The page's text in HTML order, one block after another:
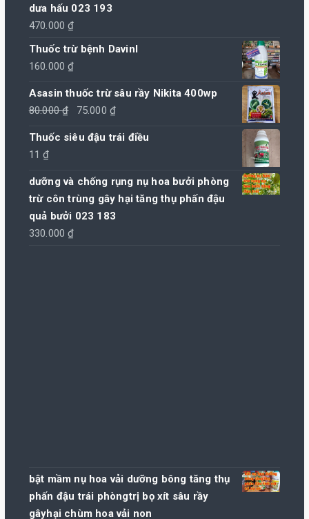
dưa hấu 023 193
470.000₫
Thuốc trừ bệnh Davinl
160.000₫
Asasin thuốc trừ sâu rầy Nikita 400wp
80.000₫
Giá
là:
75.000 ₫
tại
75.000 ₫.
Thuốc siêu đậu trái điều
11₫
dưỡng và chống rụng nụ hoa bưởi phòng
trừ côn trùng gây hại tăng thụ phấn đậu
quả bưởi 023 183
330.000₫
bật mầm nụ hoa vải dưỡng bông tăng thụ
phấn đậu trái phòngtrị bọ xít sâu rầy
gâyhại chùm hoa vải non